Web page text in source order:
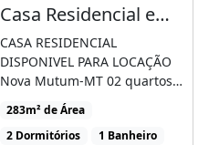
Casa Residencial em Nova Mutum - Mt, Bairro santa Terezinha
CASA RESIDENCIAL
DISPONIVEL PARA LOCAÇÃO
Nova Mutum-MT 02 quartos
01 banheiro social Sala
Cozinha [...]
283m² de Área
2 Dormitórios
1 Banheiro